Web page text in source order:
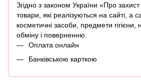
Згідно з законом України «Про
товари, які реалізуються на сайті,
косметичні засоби, предмети гігієни,
обміну і поверненню.
Оплата онлайн
Банківською карткою